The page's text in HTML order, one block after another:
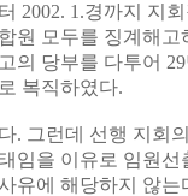
터 2002. 1.경까지 지
합원 모두를 징계해
고의 당부를 다투어
로 복직하였다.
다. 그런데 선행 지회
임을 이유로 임원
사유에 해당하지 않